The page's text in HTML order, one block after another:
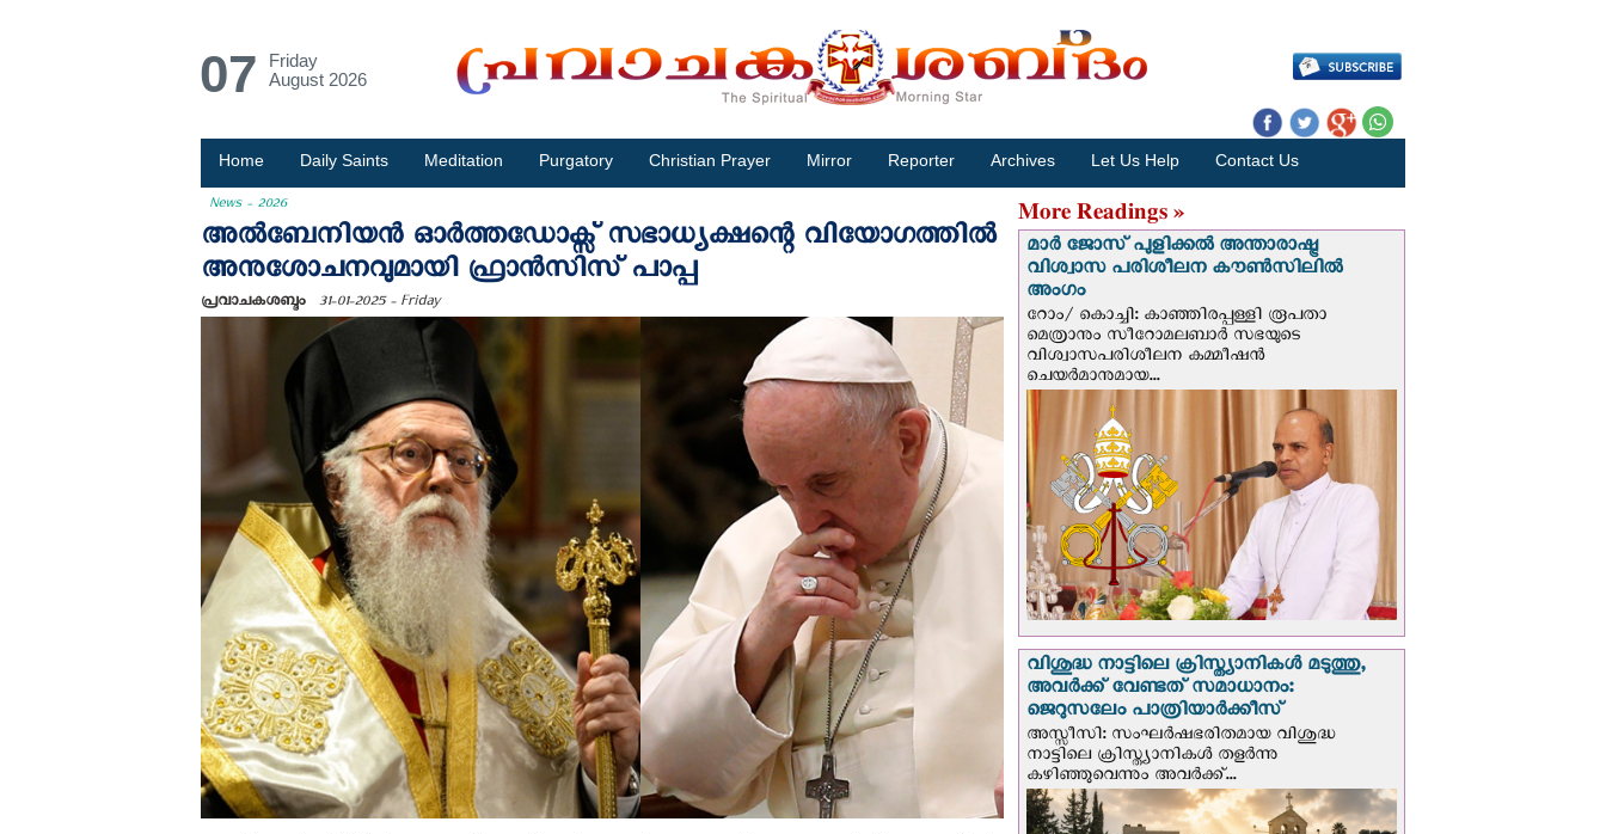
07
Friday
August 2026
Home Daily Saints Meditation Purgatory Christian Prayer Mirror Reporter Archives Let Us Help Contact Us
News - 2026
അൽബേനിയൻ ഓർത്തഡോക്സ് സഭാധ്യക്ഷന്റെ വിയോഗത്തില്‍
അനുശോചനവുമായി ഫ്രാൻസിസ് പാപ്പ
പ്രവാചകശബ്ദം 31-01-2025 - Friday
More Readings »
മാർ ജോസ് പുളിക്കൽ അന്താരാഷ്ട്ര
വിശ്വാസ പരിശീലന കൗൺസിലിൽ
അംഗം
റോം/ കൊച്ചി: കാഞ്ഞിരപ്പള്ളി രൂപതാ
മെത്രാനും സീറോമലബാർ സഭയുടെ
വിശ്വാസപരിശീലന കമ്മീഷൻ
ചെയർമാനുമായ...
വിശുദ്ധ നാട്ടിലെ ക്രിസ്ത്യാനികൾ മടുത്തു,
അവർക്ക് വേണ്ടത് സമാധാനം:
ജെറുസലേം പാത്രിയാര്‍ക്കീസ്
അസ്സീസി: സംഘര്‍ഷഭരിതമായ വിശുദ്ധ
നാട്ടിലെ ക്രിസ്ത്യാനികൾ തളര്‍ന്നു
കഴിഞ്ഞുവെന്നും അവർക്ക്...